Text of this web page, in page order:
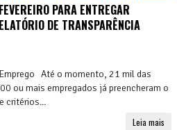
PARA ENTREGAR
DE TRANSPARÊNCIA
Até o momento, 21 mil das
ou mais empregados já preencheram o
critérios...
Leia mais